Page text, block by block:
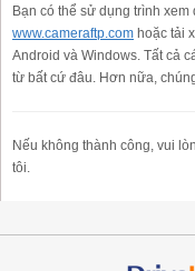
Bạn có thể sử dụng trình
www.cameraftp.com hoặc tải
Android và Windows. Tất cả
từ bất cứ đâu. Hơn nữa,
Nếu không thành công, vui
tôi.